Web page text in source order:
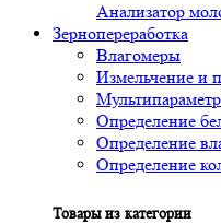
Анализатор
Зернопереработка
Влагомеры
Измельчение и
Определение
Определение
Определение
Товары из категории